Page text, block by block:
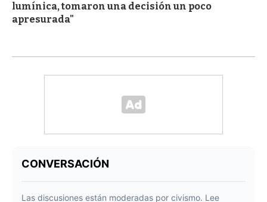
lumínica, tomaron una decisión un poco
apresurada"